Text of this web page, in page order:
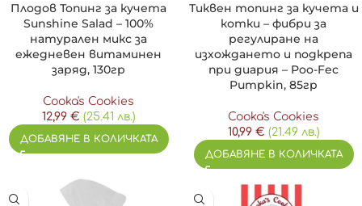
Плодов Топинг за кучета
Sunshine Salad – 100%
натурален микс за
ежедневен витаминен
заряд, 130гр
Cooka's Cookies
12,99 € (25.41 лв.)
ДОБАВЯНЕ В КОЛИЧКАТА
Тиквен топинг за кучета и
котки – фибри за
регулиране на
изхождането и подкрепа
при диария – Poo-Fec
Pumpkin, 85гр
Cooka's Cookies
10,99 € (21.49 лв.)
ДОБАВЯНЕ В КОЛИЧКАТА